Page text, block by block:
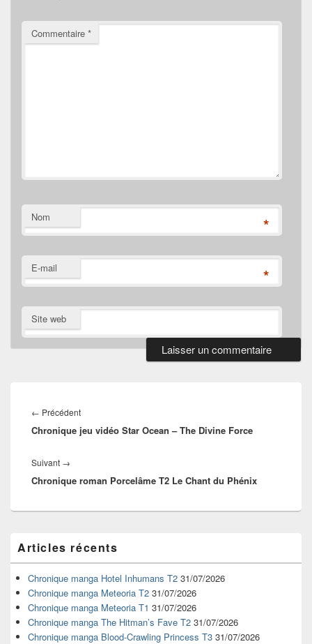
Commentaire *
Nom *
E-mail *
Site web
de
l’article
← PrécédentArticle
précédent :
Chronique jeu vidéo Star Ocean – The Divine Force
Suivant →
suivant :
Chronique roman Porcelâme T2 Le Chant du Phénix
principale
de
widget
pour
barre
latérale
Articles récents
Chronique manga Hotel Inhumans T2 31/07/2026
Chronique manga Meteoria T2 31/07/2026
Chronique manga Meteoria T1 31/07/2026
Chronique manga The Hitman’s Fave T2 31/07/2026
Chronique manga Blood-Crawling Princess T3 31/07/2026